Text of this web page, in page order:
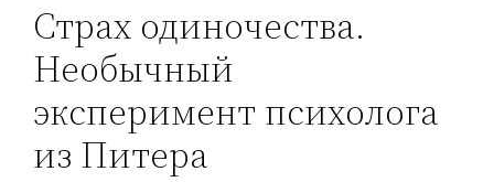
Страх одиночества.
Необычный
эксперимент психолога
из Питера